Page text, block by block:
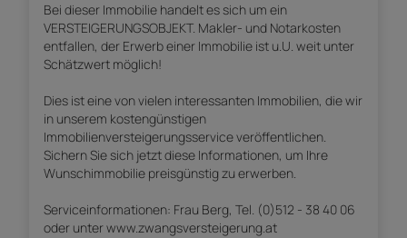
Bei dieser Immobilie handelt es sich um ein
VERSTEIGERUNGSOBJEKT. Makler- und Notarkosten
entfallen, der Erwerb einer Immobilie ist u.U. weit unter
Schätzwert möglich!
Dies ist eine von vielen interessanten Immobilien, die wir
in unserem kostengünstigen
Immobilienversteigerungsservice veröffentlichen.
Sichern Sie sich jetzt diese Informationen, um Ihre
Wunschimmobilie preisgünstig zu erwerben.
Serviceinformationen: Frau Berg, Tel. (0)512 - 38 40 06
oder unter www.zwangsversteigerung.at